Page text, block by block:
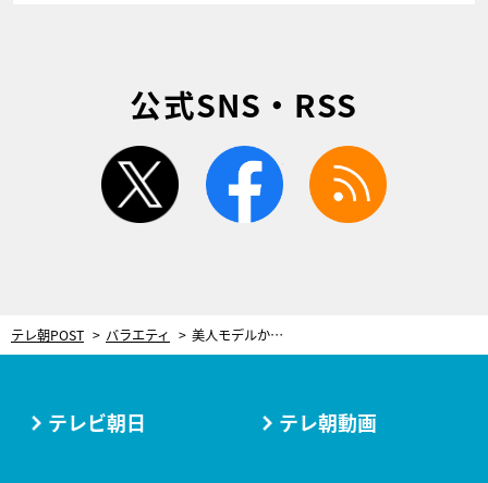
公式SNS・RSS
twitter facebook
テレ朝POST バラエティ 美人モデルからの“大胆キス”でスタジオ大絶叫！峯岸みなみ「ジェットコースターみたい」
テレビ朝日 テレ朝動画